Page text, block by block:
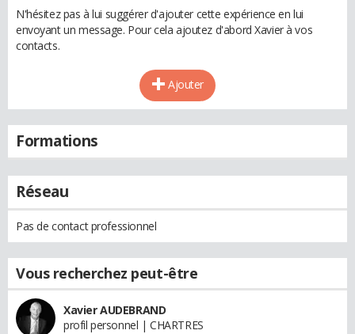
N'hésitez pas à lui suggérer d'ajouter cette expérience en lui
envoyant un message. Pour cela ajoutez d'abord Xavier à vos
contacts.
Ajouter
Formations
Réseau
Pas de contact professionnel
Vous recherchez peut-être
Xavier AUDEBRAND
profil personnel | CHARTRES